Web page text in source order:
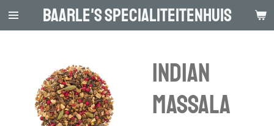
Ga
Baarle's Specialiteitenhuis
Indian
Massala